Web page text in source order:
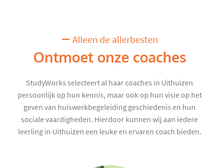
Alleen de allerbesten
Ontmoet onze coaches
StudyWorks selecteert al haar coaches in Uithuizen
persoonlijk op hun kennis, maar ook op hun visie op het
geven van huiswerkbegeleiding geschiedenis en hun
sociale vaardigheden. Hierdoor kunnen wij aan iedere
leerling in Uithuizen een leuke en ervaren coach bieden.